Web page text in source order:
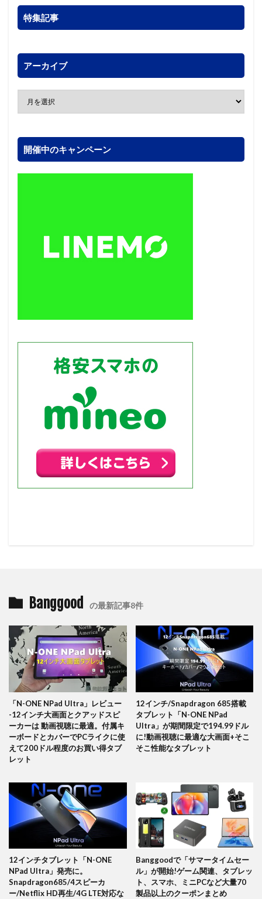
特集記事
アーカイブ
開催中のキャンペーン
Banggood の最新記事8件
「N-ONE NPad Ultra」レビュー
-12インチ大画面とクアッドスピ
ーカーは 動画視聴に最適。付属キ
ーボードとカバーでPCライクに使
えて200ドル程度のお買い得タブ
レット
12インチ/Snapdragon 685搭載
タブレット「N-ONE NPad
Ultra」が期間限定で194.99ドル
に!動画視聴に最適な大画面+そこ
そこ性能なタブレット
12インチタブレット「N-ONE
NPad Ultra」発売に。
Snapdragon685/4スピーカ
ー/Netflix HD再生/4G LTE対応な
Banggoodで「サマータイムセー
ル」が開始!ゲーム関連、タブレッ
ト、スマホ、ミニPCなど大量70
製品以上のクーポンまとめ